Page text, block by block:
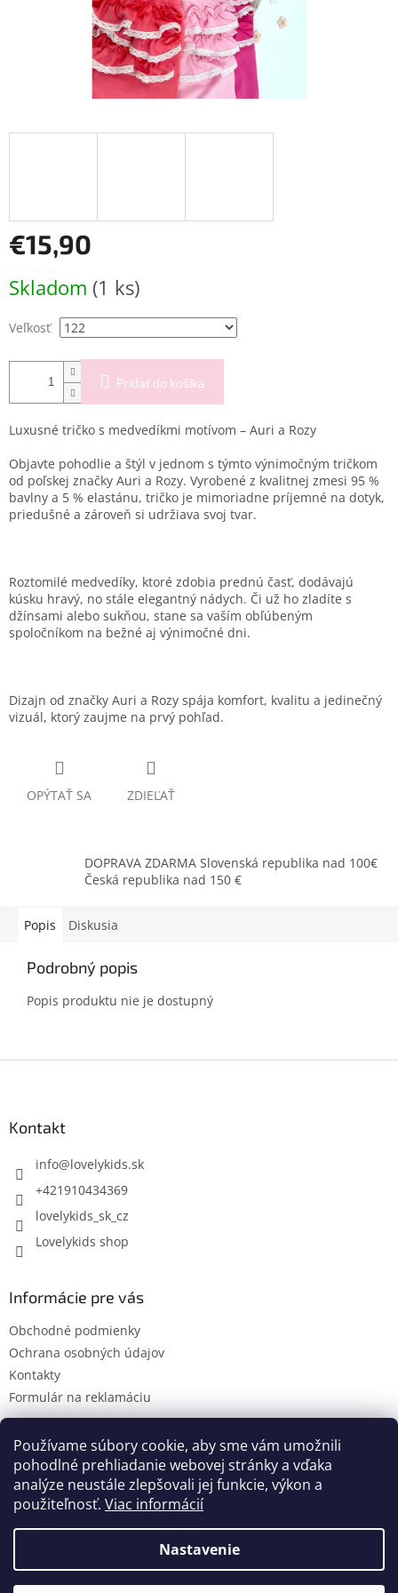
Používame súbory cookie, aby sme vám umožnili
pohodlné prehliadanie webovej stránky a vďaka
analýze neustále zlepšovali jej funkcie, výkon a
použiteľnosť. Viac informácií
Nastavenie
€15,90
cena:
Skladom (1 ks)
Veľkosť
Pridať do košíka
Luxusné tričko s medvedíkmi motívom – Auri a Rozy
Objavte pohodlie a štýl v jednom s týmto výnimočným tričkom
od poľskej značky Auri a Rozy. Vyrobené z kvalitnej zmesi 95 %
bavlny a 5 % elastánu, tričko je mimoriadne príjemné na dotyk,
priedušné a zároveň si udržiava svoj tvar.
Roztomilé medvedíky, ktoré zdobia prednú časť, dodávajú
kúsku hravý, no stále elegantný nádych. Či už ho zladíte s
džínsami alebo sukňou, stane sa vaším obľúbeným
spoločníkom na bežné aj výnimočné dni.
Dizajn od značky Auri a Rozy spája komfort, kvalitu a jedinečný
vizuál, ktorý zaujme na prvý pohľad.
OPÝTAŤ SA ZDIEĽAŤ
DOPRAVA ZDARMA Slovenská republika nad 100€
Česká republika nad 150 €
Popis Diskusia
Podrobný popis
Popis produktu nie je dostupný
Kontakt
info@lovelykids.sk
+421910434369
lovelykids_sk_cz
Lovelykids shop
Informácie pre vás
Obchodné podmienky
Ochrana osobných údajov
Kontakty
Formulár na reklamáciu
Kontakty Novinky
Vytvoril Shoptet